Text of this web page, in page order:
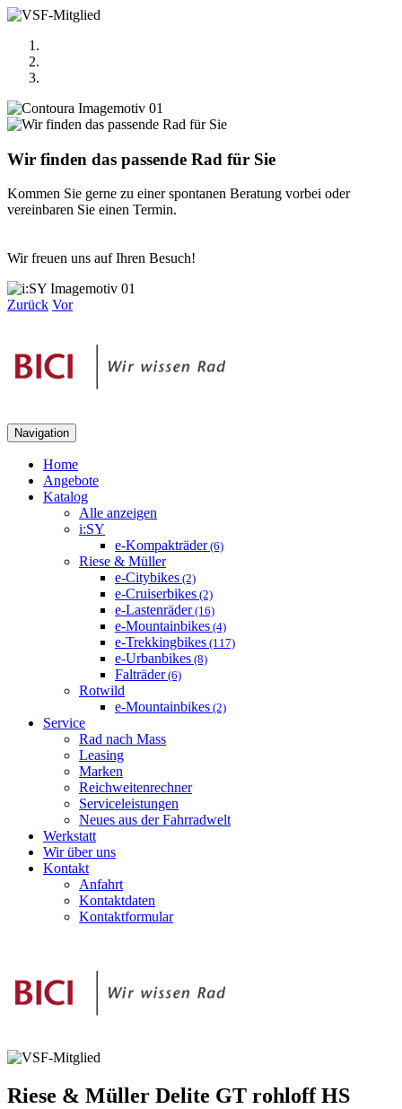
Wir finden das passende Rad für Sie
Kommen Sie gerne zu einer spontanen Beratung vorbei oder
vereinbaren Sie einen Termin.
Wir freuen uns auf Ihren Besuch!
Zurück Vor
Navigation
Home
Angebote
Katalog
Alle anzeigen
i:SY
e-Kompakträder(6)
Riese & Müller
e-Citybikes (2)
e-Cruiserbikes (2)
e-Lastenräder(16)
e-Mountainbikes (4)
e-Trekkingbikes (117)
e-Urbanbikes (8)
Falträder(6)
Rotwild
e-Mountainbikes (2)
Service
Rad nach Mass
Leasing
Marken
Reichweitenrechner
Serviceleistungen
Neues aus der Fahrradwelt
Werkstatt
Wir über uns
Kontakt
Anfahrt
Kontaktdaten
Kontaktformular
Riese & Müller Delite GT rohloff HS